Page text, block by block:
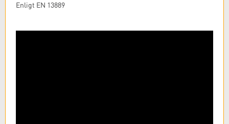
Enligt EN 13889